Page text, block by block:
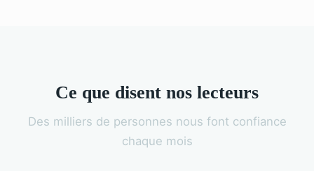
Ce que disent nos lecteurs
Des milliers de personnes nous font confiance
chaque mois